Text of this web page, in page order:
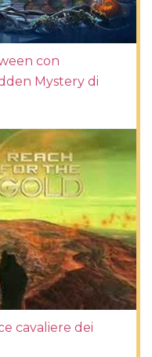
con
Mystery di
cavaliere dei